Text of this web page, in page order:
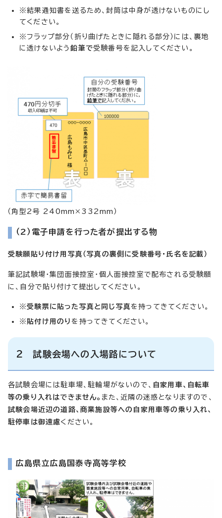
※結果通知書を送るため、封筒は中身が透けないものにし
てください。
※フラップ部分（折り曲げたときに隠れる部分）には、裏地
に透けないよう鉛筆で受験番号を記入してください。
（角型2号 240mm×332mm）
（2）電子申請を行った者が提出する物
受験願貼り付け用写真（写真の裏側に受験番号・氏名を記載）
筆記試験場・集団面接控室・個人面接控室で配布される受験願
に、自分で貼り付けて提出してください。
※受験票に貼った写真と同じ写真 を持ってきてください。
※ 貼付け用のり を持ってきてください。
2 試験会場への入場路について
各試験会場には駐車場、駐輪場がないので、 自家用車、自転車
等の乗り入れはできません。 また、近隣の迷惑となりますので、
試験会場近辺の道路、商業施設等への自家用車等の乗り入れ、
駐停車は御遠慮ください。
広島県立広島国泰寺高等学校